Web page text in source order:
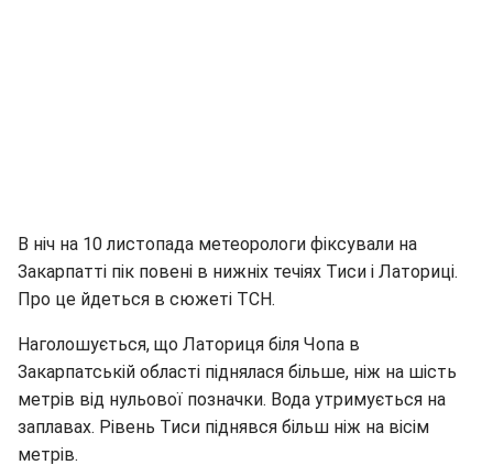
В ніч на 10 листопада метеорологи фіксували на
Закарпатті пік повені в нижніх течіях Тиси і Латориці.
Про це йдеться в сюжеті ТСН.
Наголошується, що Латориця біля Чопа в
Закарпатській області піднялася більше, ніж на шість
метрів від нульової позначки. Вода утримується на
заплавах. Рівень Тиси піднявся більш ніж на вісім
метрів.